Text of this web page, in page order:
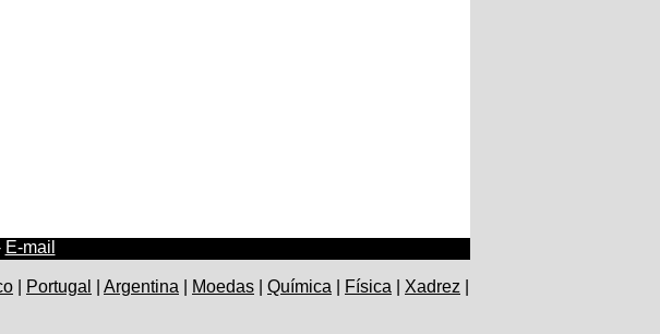
E-mail
Portugal Argentina Moedas Química Física Xadrez